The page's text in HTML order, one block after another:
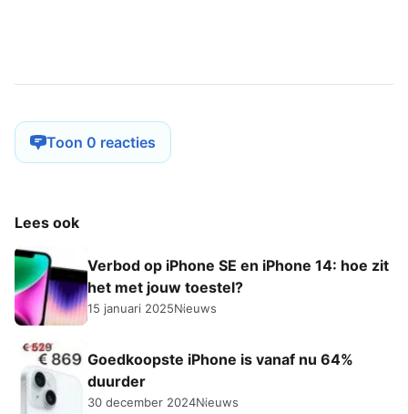
Toon 0 reacties
Lees ook
Verbod op iPhone SE en iPhone 14: hoe zit
het met jouw toestel?
15 januari 2025Nieuws
Goedkoopste iPhone is vanaf nu 64%
duurder
30 december 2024Nieuws